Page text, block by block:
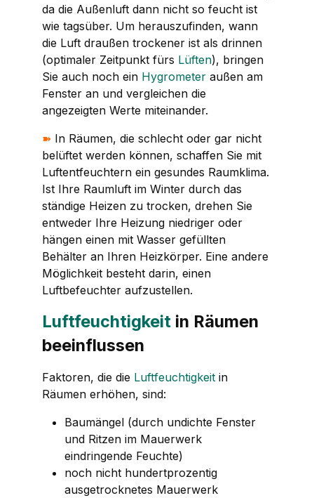
da die Außenluft dann nicht so feucht ist
wie tagsüber. Um herauszufinden, wann
die Luft draußen trockener ist als drinnen
(optimaler Zeitpunkt fürs Lüften), bringen
Sie auch noch ein Hygrometer außen am
Fenster an und vergleichen die
angezeigten Werte miteinander.
➽ In Räumen, die schlecht oder gar nicht
belüftet werden können, schaffen Sie mit
Luftentfeuchtern ein gesundes Raumklima.
Ist Ihre Raumluft im Winter durch das
ständige Heizen zu trocken, drehen Sie
entweder Ihre Heizung niedriger oder
hängen einen mit Wasser gefüllten
Behälter an Ihren Heizkörper. Eine andere
Möglichkeit besteht darin, einen
Luftbefeuchter aufzustellen.
Luftfeuchtigkeit in Räumen
beeinflussen
Faktoren, die die Luftfeuchtigkeit in
Räumen erhöhen, sind:
Baumängel (durch undichte Fenster
und Ritzen im Mauerwerk
eindringende Feuchte)
noch nicht hundertprozentig
ausgetrocknetes Mauerwerk